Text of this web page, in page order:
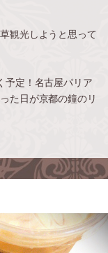
観光しようと思って
予定！名古屋パリア
た日が京都の鐘のリ